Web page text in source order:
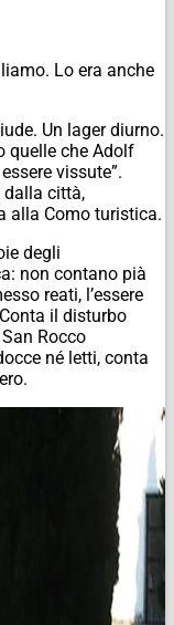
Lo era anche
Un lager diurno.
quelle che Adolf
vissute”.
dalla città,
alla Como turistica.
degli
non contano pià
reati, l’essere
il disturbo
Rocco
né letti, conta